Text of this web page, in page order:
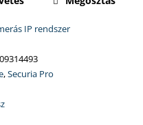
IP rendszer
,Securia Pro